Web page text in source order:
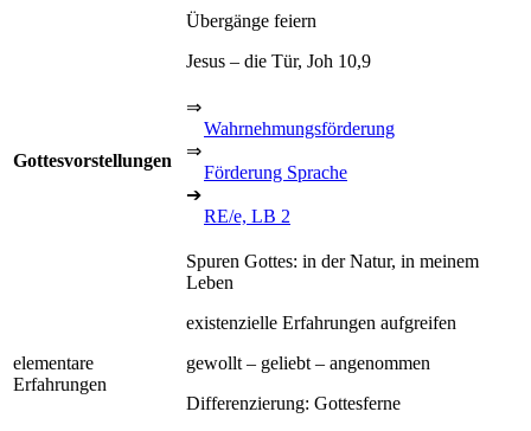
Übergänge feiern
Jesus – die Tür, Joh 10,9
Gottesvorstellungen
⇒
Wahrnehmungsförderung
⇒
Förderung Sprache
➔
RE/e, LB 2
elementare
Erfahrungen
Spuren Gottes: in der Natur, in meinem
Leben
existenzielle Erfahrungen aufgreifen
gewollt – geliebt – angenommen
Differenzierung: Gottesferne